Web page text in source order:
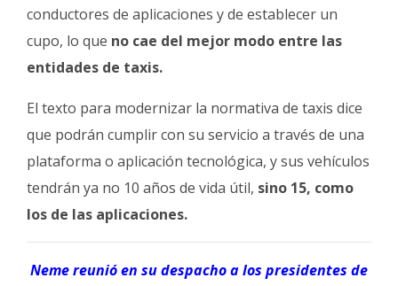
conductores de aplicaciones y de establecer un
cupo, lo que no cae del mejor modo entre las
entidades de taxis.
El texto para modernizar la normativa de taxis dice
que podrán cumplir con su servicio a través de una
plataforma o aplicación tecnológica, y sus vehículos
tendrán ya no 10 años de vida útil, sino 15, como
los de las aplicaciones.
Neme reunió en su despacho a los presidentes de